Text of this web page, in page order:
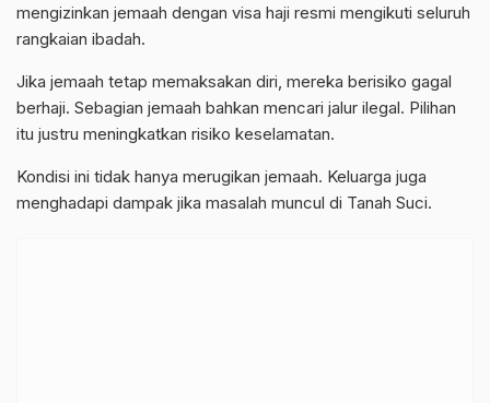
mengizinkan jemaah dengan visa haji resmi mengikuti seluruh
rangkaian ibadah.
Jika jemaah tetap memaksakan diri, mereka berisiko gagal
berhaji. Sebagian jemaah bahkan mencari jalur ilegal. Pilihan
itu justru meningkatkan risiko keselamatan.
Kondisi ini tidak hanya merugikan jemaah. Keluarga juga
menghadapi dampak jika masalah muncul di Tanah Suci.